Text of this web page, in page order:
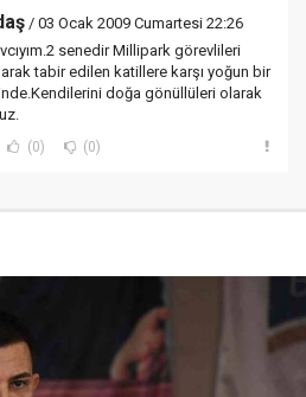
/ 03 Ocak 2009 Cumartesi 22:26
senedir Millipark görevlileri
tabir edilen katillere karşı yoğun bir
doğa gönüllüleri olarak
(0) (0)